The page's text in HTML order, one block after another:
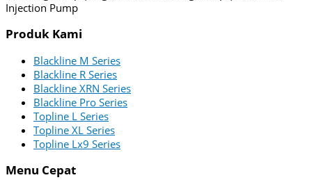
Injection Pump
Produk Kami
Blackline M Series
Blackline R Series
Blackline XRN Series
Blackline Pro Series
Topline L Series
Topline XL Series
Topline Lx9 Series
Menu Cepat